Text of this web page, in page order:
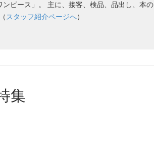
ピース」。 主に、接客、検品、品出し、本の
スタッフ紹介ページへ）
集